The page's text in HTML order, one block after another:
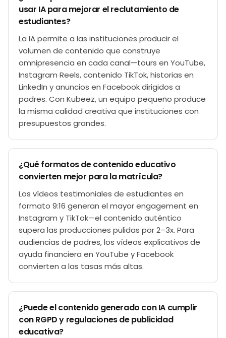
usar IA para mejorar el reclutamiento de
estudiantes?
La IA permite a las instituciones producir el
volumen de contenido que construye
omnipresencia en cada canal—tours en YouTube,
Instagram Reels, contenido TikTok, historias en
LinkedIn y anuncios en Facebook dirigidos a
padres. Con Kubeez, un equipo pequeño produce
la misma calidad creativa que instituciones con
presupuestos grandes.
¿Qué formatos de contenido educativo
convierten mejor para la matrícula?
Los vídeos testimoniales de estudiantes en
formato 9:16 generan el mayor engagement en
Instagram y TikTok—el contenido auténtico
supera las producciones pulidas por 2–3x. Para
audiencias de padres, los vídeos explicativos de
ayuda financiera en YouTube y Facebook
convierten a las tasas más altas.
¿Puede el contenido generado con IA cumplir
con RGPD y regulaciones de publicidad
educativa?